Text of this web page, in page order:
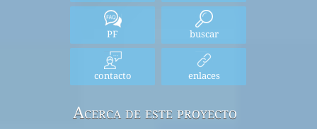
PF buscar
contacto enlaces
Acerca de este proyecto